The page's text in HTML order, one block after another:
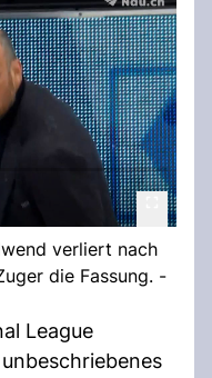
verliert nach
die Fassung. -
League